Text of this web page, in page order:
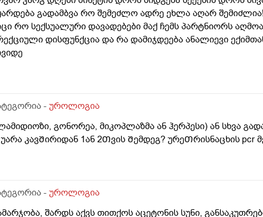
გადამბვა რო შემეძლო ადრე ეხლა აღარ შემიძლია!
რო სექსუალური დავადებები მაქ ჩემს პარტნიორს
დისფუნქცია და რა დამიჯდეება ანალიევი
- უროლოგია
გონორეა, მიკოპლაზმა ან ჰერპესი) ან სხვა
კავᲨირიდან 1ან 2Თვის Შემდეგ? ურეᲗრისნაცხის
- უროლოგია
შარდს აქვს თითქოს აცეტონის სუნი,